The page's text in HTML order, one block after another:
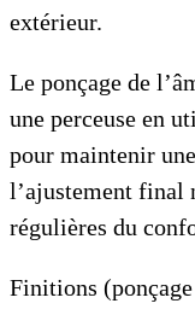
extérieur.
Le ponçage de
une perceuse en
pour maintenir
l’ajustement final
régulières du
Finitions